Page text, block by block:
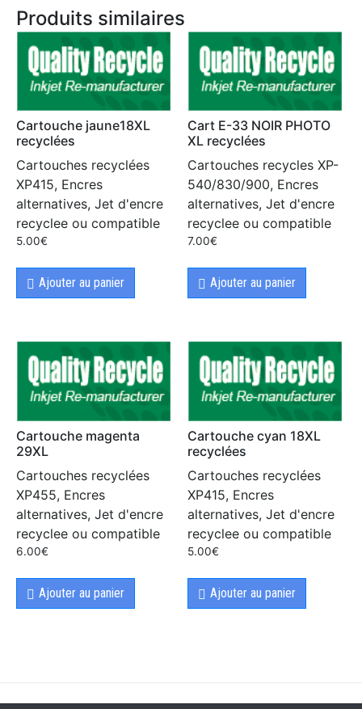
Produits similaires
Cartouche jaune18XL
recyclées
Cartouches recyclées
XP415, Encres
alternatives, Jet d'encre
recyclee ou compatible
5.00€
Ajouter au panier
Cart E-33 NOIR PHOTO
XL recyclées
Cartouches recycles XP-
540/830/900, Encres
alternatives, Jet d'encre
recyclee ou compatible
7.00€
Ajouter au panier
Cartouche magenta
29XL
Cartouches recyclées
XP455, Encres
alternatives, Jet d'encre
recyclee ou compatible
6.00€
Ajouter au panier
Cartouche cyan 18XL
recyclées
Cartouches recyclées
XP415, Encres
alternatives, Jet d'encre
recyclee ou compatible
5.00€
Ajouter au panier